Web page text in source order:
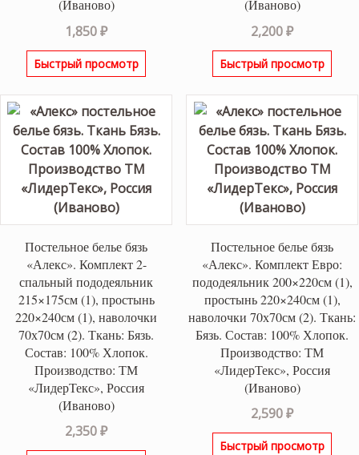
(Иваново)
1,850₽
Быстрый просмотр
(Иваново)
2,200₽
Быстрый просмотр
Постельное белье бязь
«Алекс». Комплект 2-
спальный пододеяльник
215×175см (1), простынь
220×240см (1), наволочки
70х70см (2). Ткань: Бязь.
Состав: 100% Хлопок.
Производство: ТМ
«ЛидерТекс», Россия
(Иваново)
2,350₽
Постельное белье бязь
«Алекс». Комплект Евро:
пододеяльник 200×220см (1),
простынь 220×240см (1),
наволочки 70х70см (2). Ткань:
Бязь. Состав: 100% Хлопок.
Производство: ТМ
«ЛидерТекс», Россия
(Иваново)
2,590₽
Быстрый просмотр